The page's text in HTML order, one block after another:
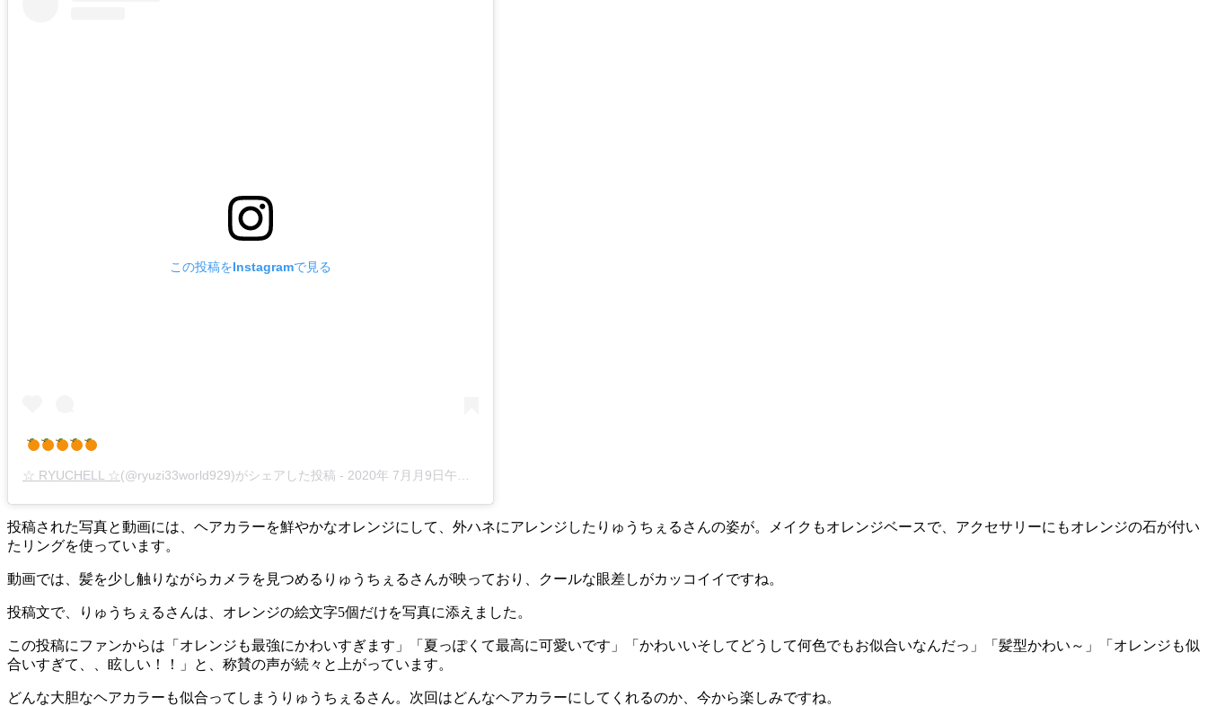
この投稿をInstagramで見る
☆ RYUCHELL ☆(@ryuzi33world929)がシェアした投稿 - 2020年 7月月9日午後9時49分PDT
投稿された写真と動画には、ヘアカラーを鮮やかなオレンジにして、外ハネにアレンジしたりゅうちぇるさんの姿が。メイクもオレンジベースで、アクセサリーにもオレンジの石が付い
たリングを使っています。
動画では、髪を少し触りながらカメラを見つめるりゅうちぇるさんが映っており、クールな眼差しがカッコイイですね。
投稿文で、りゅうちぇるさんは、オレンジの絵文字5個だけを写真に添えました。
この投稿にファンからは「オレンジも最強にかわいすぎます」「夏っぽくて最高に可愛いです」「かわいいそしてどうして何色でもお似合いなんだっ」「髪型かわい～」「オレンジも似
合いすぎて、、眩しい！！」と、称賛の声が続々と上がっています。
どんな大胆なヘアカラーも似合ってしまうりゅうちぇるさん。次回はどんなヘアカラーにしてくれるのか、今から楽しみですね。